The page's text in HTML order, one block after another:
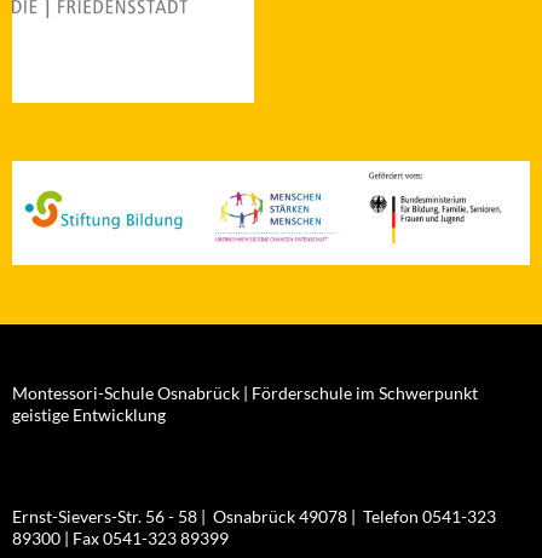
Montessori-Schule Osnabrück | Förderschule im Schwerpunkt
geistige Entwicklung
Ernst-Sievers-Str. 56 - 58 | Osnabrück 49078 | Telefon 0541-323
89300 | Fax 0541-323 89399